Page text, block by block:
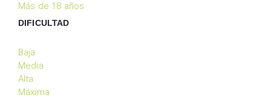
Más de 18 años
DIFICULTAD
Baja
Media
Alta
Máxima